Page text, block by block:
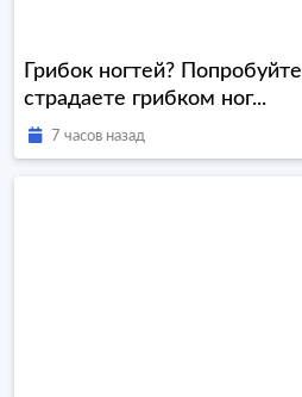
Грибок ногтей?
страдаете грибком ног...
7 часов назад